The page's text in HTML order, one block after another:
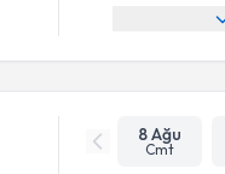
8 Ağu
Cmt